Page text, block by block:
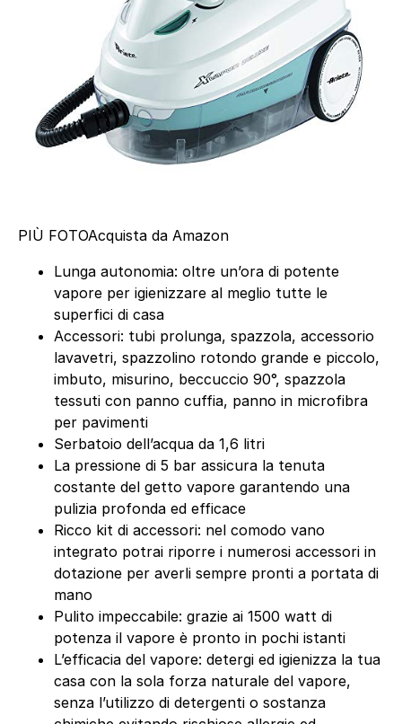
PIÙ FOTOAcquista da Amazon
Lunga autonomia: oltre un’ora di potente
vapore per igienizzare al meglio tutte le
superfici di casa
Accessori: tubi prolunga, spazzola, accessorio
lavavetri, spazzolino rotondo grande e piccolo,
imbuto, misurino, beccuccio 90°, spazzola
tessuti con panno cuffia, panno in microfibra
per pavimenti
Serbatoio dell’acqua da 1,6 litri
La pressione di 5 bar assicura la tenuta
costante del getto vapore garantendo una
pulizia profonda ed efficace
Ricco kit di accessori: nel comodo vano
integrato potrai riporre i numerosi accessori in
dotazione per averli sempre pronti a portata di
mano
Pulito impeccabile: grazie ai 1500 watt di
potenza il vapore è pronto in pochi istanti
L’efficacia del vapore: detergi ed igienizza la tua
casa con la sola forza naturale del vapore,
senza l’utilizzo di detergenti o sostanza